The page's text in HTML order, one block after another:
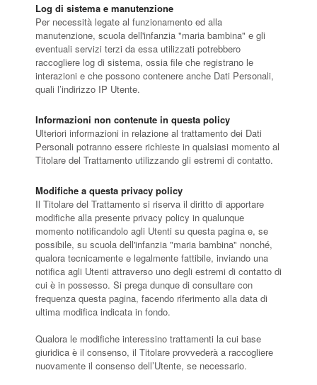
Log di sistema e manutenzione
Per necessità legate al funzionamento ed alla
manutenzione, scuola dell'infanzia "maria bambina" e gli
eventuali servizi terzi da essa utilizzati potrebbero
raccogliere log di sistema, ossia file che registrano le
interazioni e che possono contenere anche Dati Personali,
quali l’indirizzo IP Utente.
Informazioni non contenute in questa policy
Ulteriori informazioni in relazione al trattamento dei Dati
Personali potranno essere richieste in qualsiasi momento al
Titolare del Trattamento utilizzando gli estremi di contatto.
Modifiche a questa privacy policy
Il Titolare del Trattamento si riserva il diritto di apportare
modifiche alla presente privacy policy in qualunque
momento notificandolo agli Utenti su questa pagina e, se
possibile, su scuola dell'infanzia "maria bambina" nonché,
qualora tecnicamente e legalmente fattibile, inviando una
notifica agli Utenti attraverso uno degli estremi di contatto di
cui è in possesso. Si prega dunque di consultare con
frequenza questa pagina, facendo riferimento alla data di
ultima modifica indicata in fondo.
Qualora le modifiche interessino trattamenti la cui base
giuridica è il consenso, il Titolare provvederà a raccogliere
nuovamente il consenso dell’Utente, se necessario.